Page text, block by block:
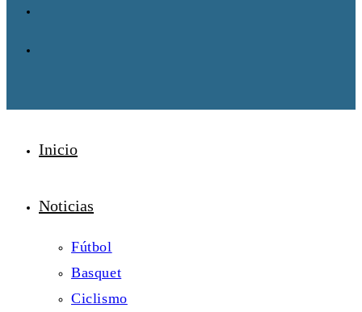
Inicio
Noticias
Fútbol
Basquet
Ciclismo